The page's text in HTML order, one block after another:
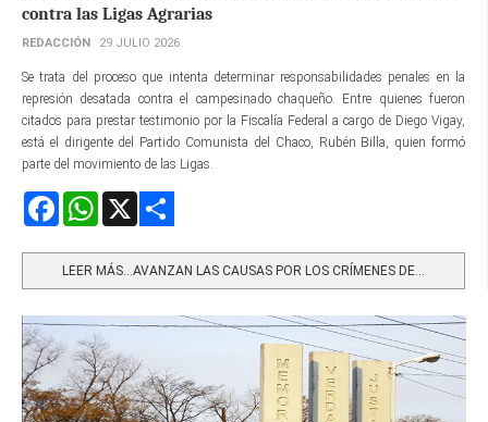
contra las Ligas Agrarias
REDACCIÓN 29 JULIO 2026
Se trata del proceso que intenta determinar responsabilidades penales en la
represión desatada contra el campesinado chaqueño. Entre quienes fueron
citados para prestar testimonio por la Fiscalía Federal a cargo de Diego Vigay,
está el dirigente del Partido Comunista del Chaco, Rubén Billa, quien formó
parte del movimiento de las Ligas.
FacebookWhatsApp
LEER MÁS…AVANZAN LAS CAUSAS POR LOS CRÍMENES DE...